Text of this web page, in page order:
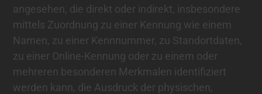
angesehen, die direkt oder indirekt, insbesondere
mittels Zuordnung zu einer Kennung wie einem
Namen, zu einer Kennnummer, zu Standortdaten,
zu einer Online-Kennung oder zu einem oder
mehreren besonderen Merkmalen identifiziert
werden kann, die Ausdruck der physischen,